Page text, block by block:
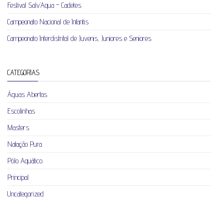
Festival Salv’Aqua – Cadetes
Campeonato Nacional de Infantis
Campeonato Interdistrital de Juvenis, Juniores e Seniores
CATEGORIAS
Águas Abertas
Escolinhas
Masters
Natação Pura
Pólo Aquático
Principal
Uncategorized